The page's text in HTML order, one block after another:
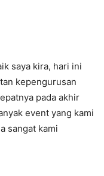
saya kira, hari ini
kepengurusan
pada akhir
event yang kami
sangat kami